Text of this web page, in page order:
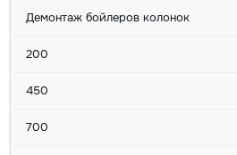
Демонтаж бойлеров колонок
200
450
700